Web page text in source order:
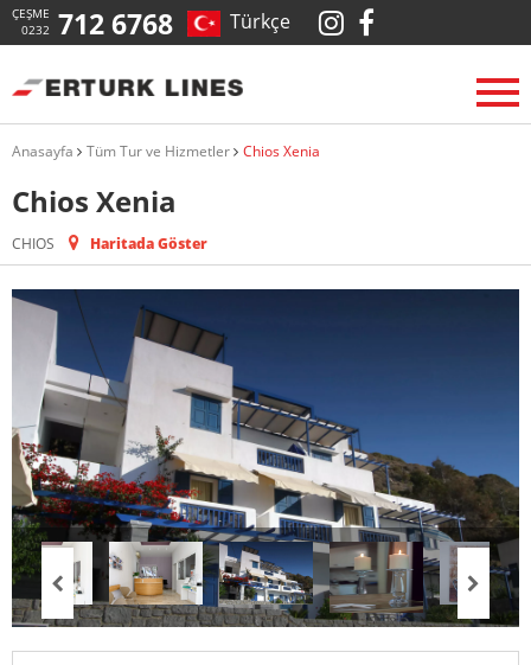
ÇEŞME
0232 712 6768 Türkçe
Anasayfa Tüm Tur ve Hizmetler Chios Xenia
Chios Xenia
CHIOS Haritada Göster